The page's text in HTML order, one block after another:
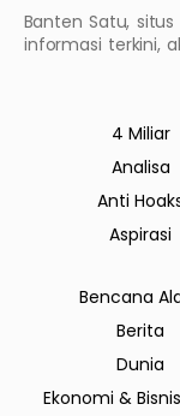
Banten Satu,
informasi terkini,
4 Miliar
Analisa
Anti
Aspirasi
Bencana
Berita
Dunia
Ekonomi &